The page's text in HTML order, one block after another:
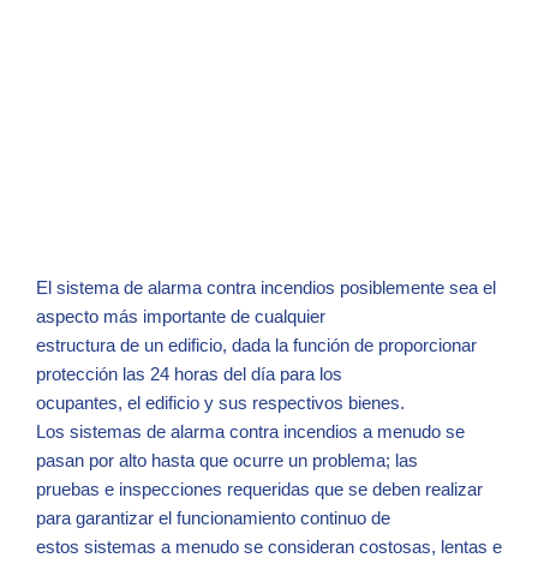
El sistema de alarma contra incendios posiblemente sea el
aspecto más importante de cualquier
estructura de un edificio, dada la función de proporcionar
protección las 24 horas del día para los
ocupantes, el edificio y sus respectivos bienes.
Los sistemas de alarma contra incendios a menudo se
pasan por alto hasta que ocurre un problema; las
pruebas e inspecciones requeridas que se deben realizar
para garantizar el funcionamiento continuo de
estos sistemas a menudo se consideran costosas, lentas e